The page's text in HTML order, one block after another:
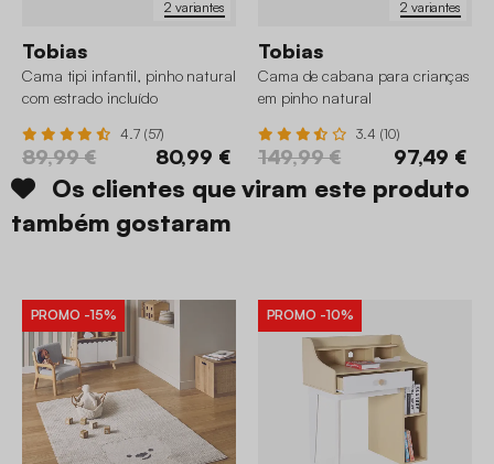
2 variantes
Tobias
Cama tipi infantil, pinho natural
com estrado incluído
4.7 (57)
89,99 € 80,99 €
2 variantes
Tobias
Cama de cabana para crianças
em pinho natural
3.4 (10)
149,99 € 97,49 €
Os clientes que viram este produto
também gostaram
PROMO -15% PROMO -10%